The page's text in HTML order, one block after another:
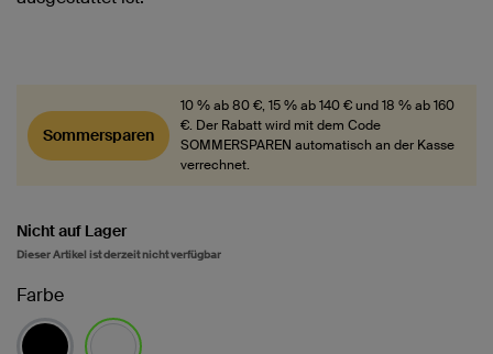
Sommersparen
10 % ab 80 €, 15 % ab 140 € und 18 % ab 160
€. Der Rabatt wird mit dem Code
SOMMERSPAREN automatisch an der Kasse
verrechnet.
Nicht auf Lager
Dieser Artikel ist derzeit nicht verfügbar
Farbe